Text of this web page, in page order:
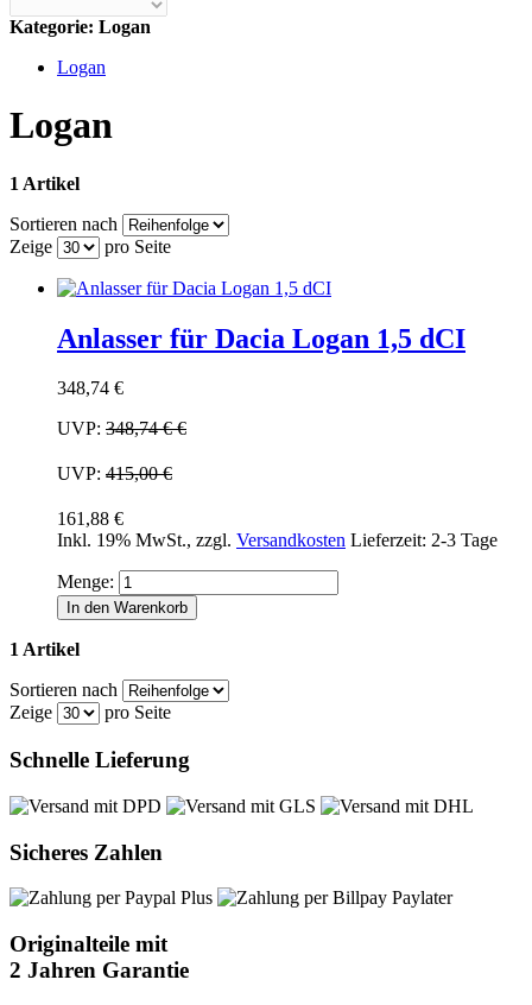
Kategorie: Logan
Logan
Logan
1 Artikel
Sortieren nach
Zeige
pro Seite
Anlasser für Dacia Logan 1,5 dCI
348,74 €
UVP: 348,74 €€
UVP: 415,00 €
161,88 €
Inkl. 19% MwSt., zzgl. Versandkosten Lieferzeit: 2-3 Tage
Menge:
In den Warenkorb
1 Artikel
Sortieren nach
Zeige
pro Seite
Schnelle Lieferung
Sicheres Zahlen
Originalteile mit
2 Jahren Garantie